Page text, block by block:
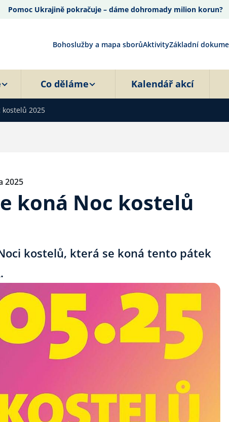
Pomoc Ukrajině pokračuje – dáme dohromady milion korun?
Bohoslužby a mapa sborůAktivityZákladní
Co děláme Kalendář akcí
kostelů 2025
2025
koná Noc kostelů
kostelů, která se koná tento pátek